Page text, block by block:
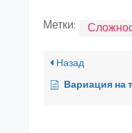
Метки:
Назад
Вариация на